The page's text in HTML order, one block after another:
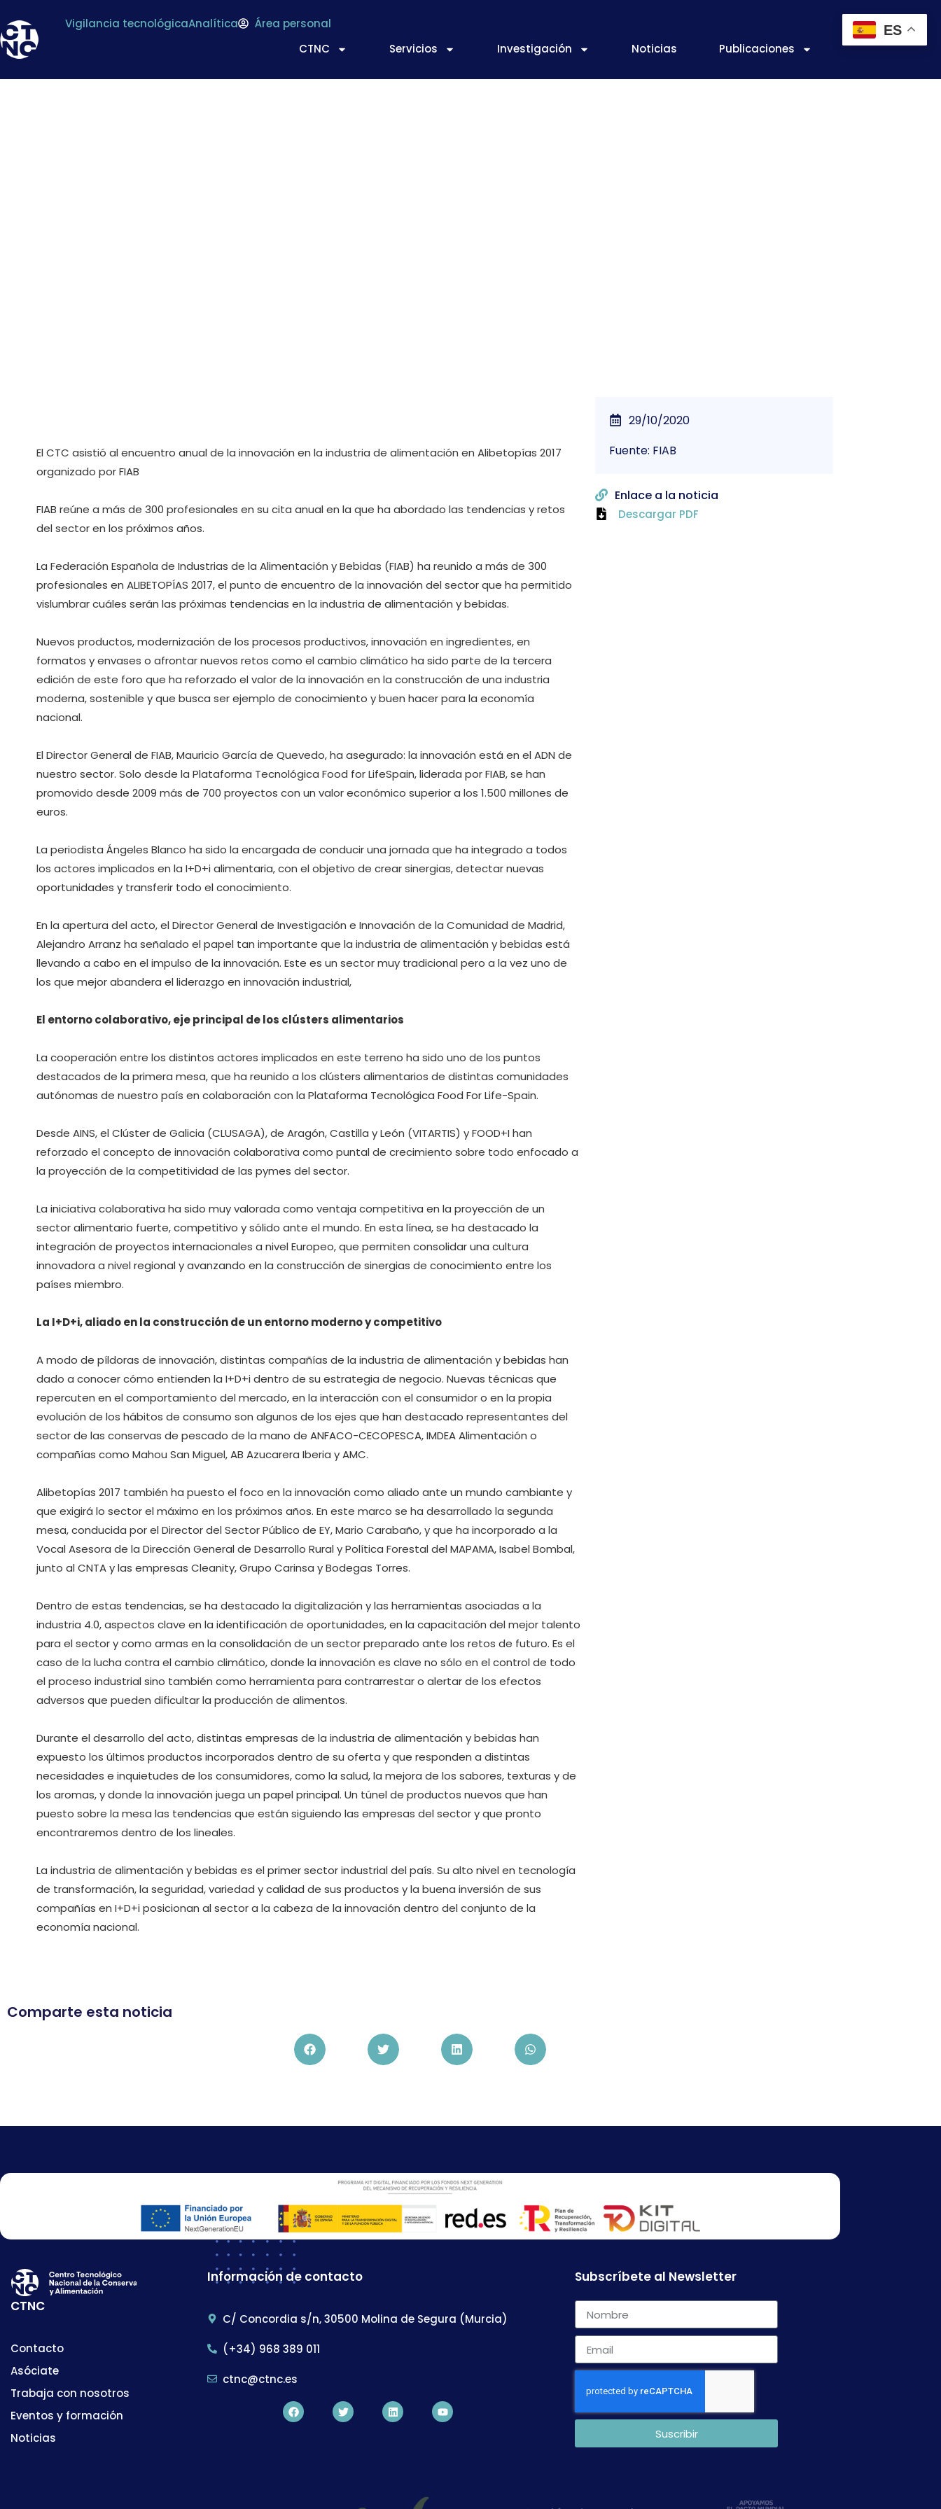
Vigilancia tecnológicaAnalítica
Área personal
CTNC
Servicios Investigación Noticias Publicaciones
El CTC asistió al encuentro anual de la innovación en la industria de alimentación en Alibetopías 2017
organizado por FIAB
FIAB reúne a más de 300 profesionales en su cita anual en la que ha abordado las tendencias y retos
del sector en los próximos años.
La Federación Española de Industrias de la Alimentación y Bebidas (FIAB) ha reunido a más de 300
profesionales en ALIBETOPÍAS 2017, el punto de encuentro de la innovación del sector que ha permitido
vislumbrar cuáles serán las próximas tendencias en la industria de alimentación y bebidas.
Nuevos productos, modernización de los procesos productivos, innovación en ingredientes, en
formatos y envases o afrontar nuevos retos como el cambio climático ha sido parte de la tercera
edición de este foro que ha reforzado el valor de la innovación en la construcción de una industria
moderna, sostenible y que busca ser ejemplo de conocimiento y buen hacer para la economía
nacional.
El Director General de FIAB, Mauricio García de Quevedo, ha asegurado: la innovación está en el ADN de
nuestro sector. Solo desde la Plataforma Tecnológica Food for LifeSpain, liderada por FIAB, se han
promovido desde 2009 más de 700 proyectos con un valor económico superior a los 1.500 millones de
euros.
La periodista Ángeles Blanco ha sido la encargada de conducir una jornada que ha integrado a todos
los actores implicados en la I+D+i alimentaria, con el objetivo de crear sinergias, detectar nuevas
oportunidades y transferir todo el conocimiento.
En la apertura del acto, el Director General de Investigación e Innovación de la Comunidad de Madrid,
Alejandro Arranz ha señalado el papel tan importante que la industria de alimentación y bebidas está
llevando a cabo en el impulso de la innovación. Este es un sector muy tradicional pero a la vez uno de
los que mejor abandera el liderazgo en innovación industrial,
El entorno colaborativo, eje principal de los clústers alimentarios
La cooperación entre los distintos actores implicados en este terreno ha sido uno de los puntos
destacados de la primera mesa, que ha reunido a los clústers alimentarios de distintas comunidades
autónomas de nuestro país en colaboración con la Plataforma Tecnológica Food For Life-Spain.
Desde AINS, el Clúster de Galicia (CLUSAGA), de Aragón, Castilla y León (VITARTIS) y FOOD+I han
reforzado el concepto de innovación colaborativa como puntal de crecimiento sobre todo enfocado a
la proyección de la competitividad de las pymes del sector.
La iniciativa colaborativa ha sido muy valorada como ventaja competitiva en la proyección de un
sector alimentario fuerte, competitivo y sólido ante el mundo. En esta línea, se ha destacado la
integración de proyectos internacionales a nivel Europeo, que permiten consolidar una cultura
innovadora a nivel regional y avanzando en la construcción de sinergias de conocimiento entre los
países miembro.
La I+D+i, aliado en la construcción de un entorno moderno y competitivo
A modo de píldoras de innovación, distintas compañías de la industria de alimentación y bebidas han
dado a conocer cómo entienden la I+D+i dentro de su estrategia de negocio. Nuevas técnicas que
repercuten en el comportamiento del mercado, en la interacción con el consumidor o en la propia
evolución de los hábitos de consumo son algunos de los ejes que han destacado representantes del
sector de las conservas de pescado de la mano de ANFACO-CECOPESCA, IMDEA Alimentación o
compañías como Mahou San Miguel, AB Azucarera Iberia y AMC.
Alibetopías 2017 también ha puesto el foco en la innovación como aliado ante un mundo cambiante y
que exigirá lo sector el máximo en los próximos años. En este marco se ha desarrollado la segunda
mesa, conducida por el Director del Sector Público de EY, Mario Carabaño, y que ha incorporado a la
Vocal Asesora de la Dirección General de Desarrollo Rural y Política Forestal del MAPAMA, Isabel Bombal,
junto al CNTA y las empresas Cleanity, Grupo Carinsa y Bodegas Torres.
Dentro de estas tendencias, se ha destacado la digitalización y las herramientas asociadas a la
industria 4.0, aspectos clave en la identificación de oportunidades, en la capacitación del mejor talento
para el sector y como armas en la consolidación de un sector preparado ante los retos de futuro. Es el
caso de la lucha contra el cambio climático, donde la innovación es clave no sólo en el control de todo
el proceso industrial sino también como herramienta para contrarrestar o alertar de los efectos
adversos que pueden dificultar la producción de alimentos.
Durante el desarrollo del acto, distintas empresas de la industria de alimentación y bebidas han
expuesto los últimos productos incorporados dentro de su oferta y que responden a distintas
necesidades e inquietudes de los consumidores, como la salud, la mejora de los sabores, texturas y de
los aromas, y donde la innovación juega un papel principal. Un túnel de productos nuevos que han
puesto sobre la mesa las tendencias que están siguiendo las empresas del sector y que pronto
encontraremos dentro de los lineales.
La industria de alimentación y bebidas es el primer sector industrial del país. Su alto nivel en tecnología
de transformación, la seguridad, variedad y calidad de sus productos y la buena inversión de sus
compañías en I+D+i posicionan al sector a la cabeza de la innovación dentro del conjunto de la
economía nacional.
29/10/2020
Fuente: FIAB
Enlace a la noticia
Descargar PDF
Comparte esta noticia
CTNC
Contacto
Asóciate
Trabaja con nosotros
Eventos y formación
Noticias
Información de contacto
C/ Concordia s/n, 30500 Molina de Segura (Murcia)
(+34) 968 389 011
ctnc@ctnc.es
Subscríbete al Newsletter
Suscribir
ES